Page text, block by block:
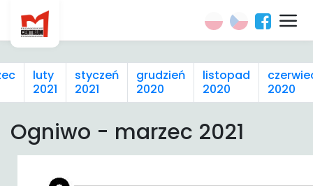
luty
2021
styczeń
2021
grudzień
2020
listopad
2020
2020
Ogniwo - marzec 2021